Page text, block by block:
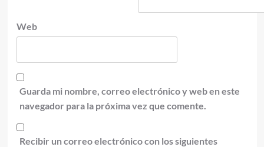
Web
Guarda mi nombre, correo electrónico y web en este
navegador para la próxima vez que comente.
Recibir un correo electrónico con los siguientes